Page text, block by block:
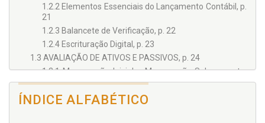
1.2.2 Elementos Essenciais do Lançamento Contábil, p.
21
1.2.3 Balancete de Verificação, p. 22
1.2.4 Escrituração Digital, p. 23
1.3 AVALIAÇÃO DE ATIVOS E PASSIVOS, p. 24
1.3.1 Mensuração Inicial e Mensuração Subsequente,
p. 26
1.3.2 Custo Histórico e Custo Corrente, p. 28
ÍNDICE ALFABÉTICO